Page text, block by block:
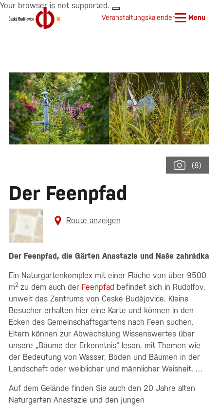
Your browser is not supported.
Veranstaltungskalender Menu
(8)
Der Feenpfad
Route anzeigen
Der Feenpfad, die Gärten Anastazie und Naše zahrádka
Ein Naturgartenkomplex mit einer Fläche von über 9500
m2 zu dem auch der Feenpfad befindet sich in Rudolfov,
unweit des Zentrums von České Budějovice. Kleine
Besucher erhalten hier eine Karte und können in den
Ecken des Gemeinschaftsgartens nach Feen suchen.
Eltern können zur Abwechslung Wissenswertes über
unsere „Bäume der Erkenntnis“ lesen, mit Themen wie
der Bedeutung von Wasser, Boden und Bäumen in der
Landschaft oder weiblicher und männlicher Weisheit, …
Auf dem Gelände finden Sie auch den 20 Jahre alten
Naturgarten Anastazie und den jungen